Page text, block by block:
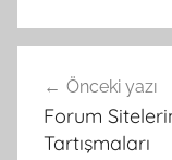
gezinmesi
Önceki yazı
Forum
Tartışmaları